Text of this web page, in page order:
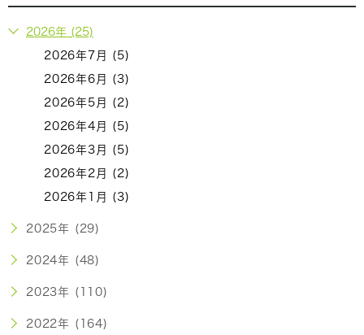
2026年 (25)
2026年7月 (5)
2026年6月 (3)
2026年5月 (2)
2026年4月 (5)
2026年3月 (5)
2026年2月 (2)
2026年1月 (3)
2025年 (29)
2024年 (48)
2023年 (110)
2022年 (164)